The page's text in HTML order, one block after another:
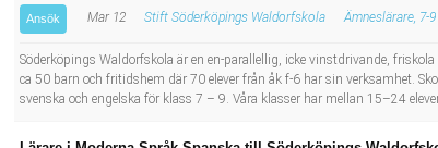
Ansök Mar 12 Stift Söderköpings Waldorfskola Ämneslärare, 7-9
Söderköpings Waldorfskola är en en-parallellig, icke vinstdrivande,
ca 50 barn och fritidshem där 70 elever från åk f-6 har sin verksamhet.
svenska och engelska för klass 7 – 9. Våra klasser har mellan 15–24